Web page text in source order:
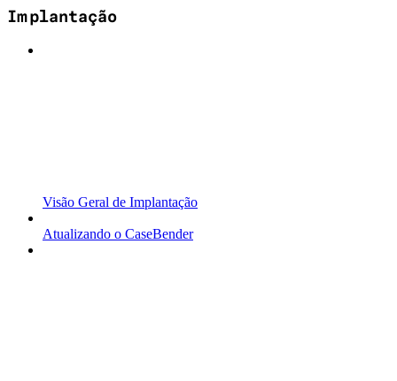
Implantação
Visão Geral de Implantação
Atualizando o CaseBender